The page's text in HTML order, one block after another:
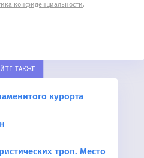
конфиденциальности.
ТАКЖЕ
курорта
троп. Место